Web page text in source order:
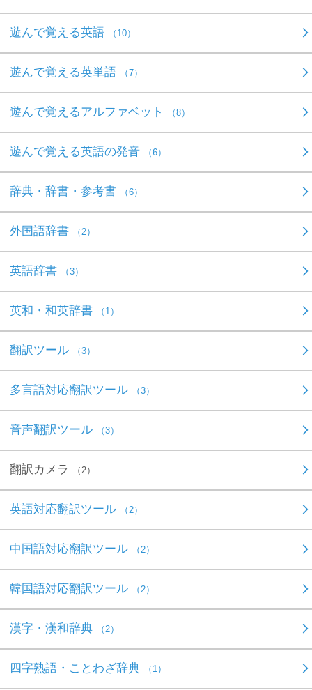
遊んで覚える英語 （10）
遊んで覚える英単語 （7）
遊んで覚えるアルファベット （8）
遊んで覚える英語の発音 （6）
辞典・辞書・参考書 （6）
外国語辞書 （2）
英語辞書 （3）
英和・和英辞書 （1）
翻訳ツール （3）
多言語対応翻訳ツール （3）
音声翻訳ツール （3）
翻訳カメラ （2）
英語対応翻訳ツール （2）
中国語対応翻訳ツール （2）
韓国語対応翻訳ツール （2）
漢字・漢和辞典 （2）
四字熟語・ことわざ辞典 （1）